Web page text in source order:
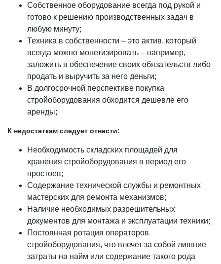
Собственное оборудование всегда под рукой и
готово к решению производственных задач в
любую минуту;
Техника в собственности – это актив, который
всегда можно монетизировать – например,
заложить в обеспечение своих обязательств либо
продать и выручить за него деньги;
В долгосрочной перспективе покупка
стройоборудования обходится дешевле его
аренды;
К недостаткам следует отнести:
Необходимость складских площадей для
хранения стройоборудования в период его
простоев;
Содержание технической службы и ремонтных
мастерских для ремонта механизмов;
Наличие необходимых разрешительных
документов для монтажа и эксплуатации техники;
Постоянная ротация операторов
стройоборудования, что влечет за собой лишние
затраты на найм или содержание такого рода